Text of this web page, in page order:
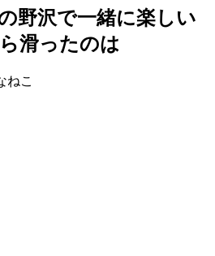
野沢で一緒に楽しい
滑ったのは
ねこ